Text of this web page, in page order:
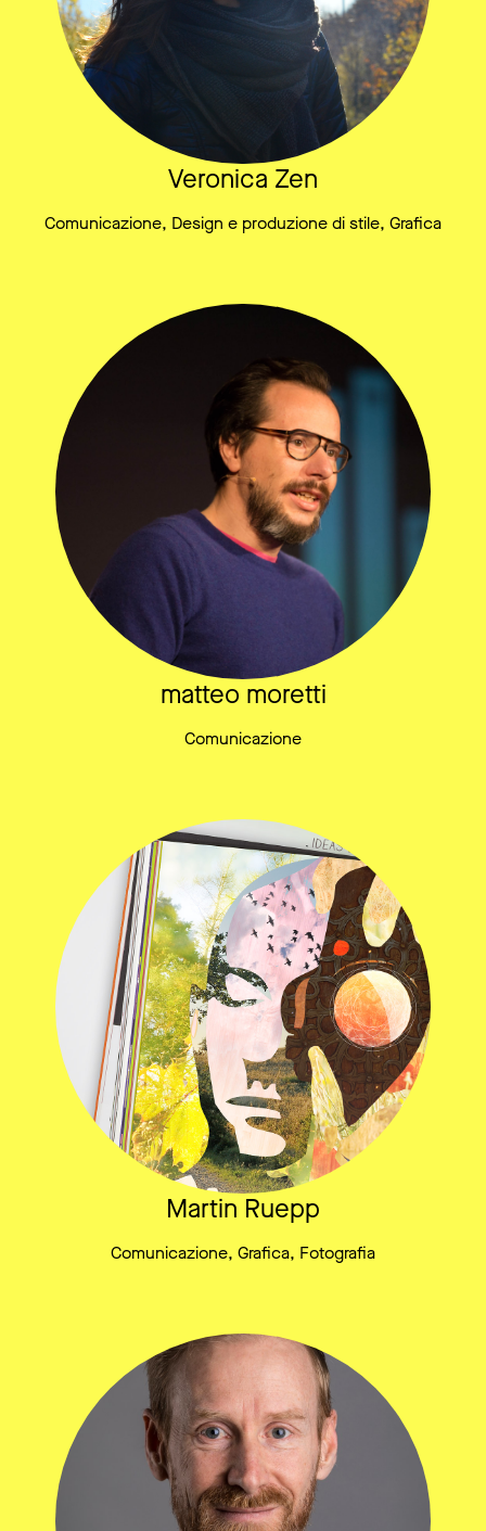
Veronica Zen
Comunicazione, Design e produzione di stile, Grafica
matteo moretti
Comunicazione
Martin Ruepp
Comunicazione, Grafica, Fotografia